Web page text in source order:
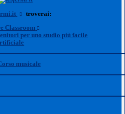
troverai:
Classroom
per uno studio più facile